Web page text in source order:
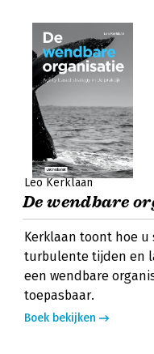
Leo Kerklaan
De wendbare
Kerklaan toont hoe
turbulente tijden en
een wendbare
toepasbaar.
Boek bekijken